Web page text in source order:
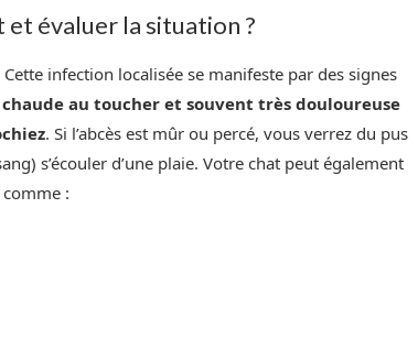
évaluer la situation ?
infection localisée se manifeste par des signes
au toucher et souvent très douloureuse
. Si l’abcès est mûr ou percé, vous verrez du pus
s’écouler d’une plaie. Votre chat peut également
: